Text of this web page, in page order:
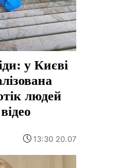
у Києві
людей
13:30 20.07